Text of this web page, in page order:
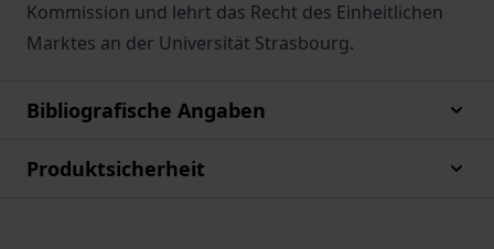
Kommission und lehrt das Recht des Einheitlichen
Marktes an der Universität Strasbourg.
Bibliografische Angaben
Produktsicherheit